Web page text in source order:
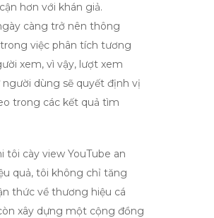
hơn với khán giả.
càng trở nên thông
việc phân tích tương
xem, vì vậy, lượt xem
dùng sẽ quyết định vị
trong các kết quả tìm
tôi cày view YouTube an
quả, tôi không chỉ tăng
thức về thương hiệu cá
xây dựng một cộng đồng